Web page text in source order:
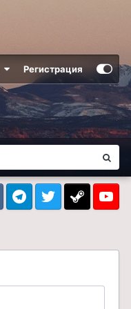
Регистрация
TelegramTwitter Steam